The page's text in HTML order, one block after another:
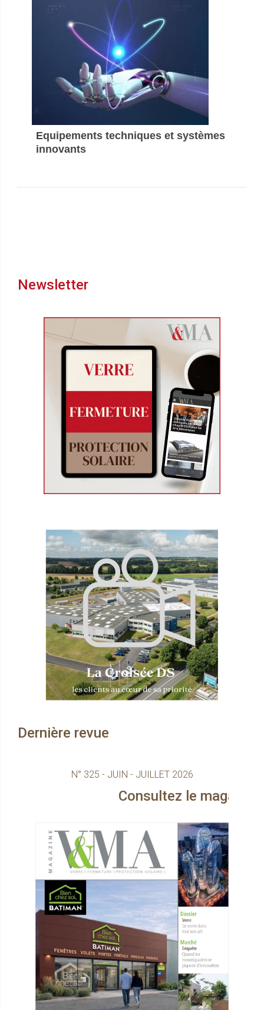
Equipements techniques et systèmes
innovants
Newsletter
Dernière revue
N° 325 - JUIN - JUILLET 2026
Consultez le magazine